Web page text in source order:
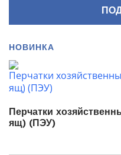
НОВИНКА
Перчатки
ящ) (ПЭУ)